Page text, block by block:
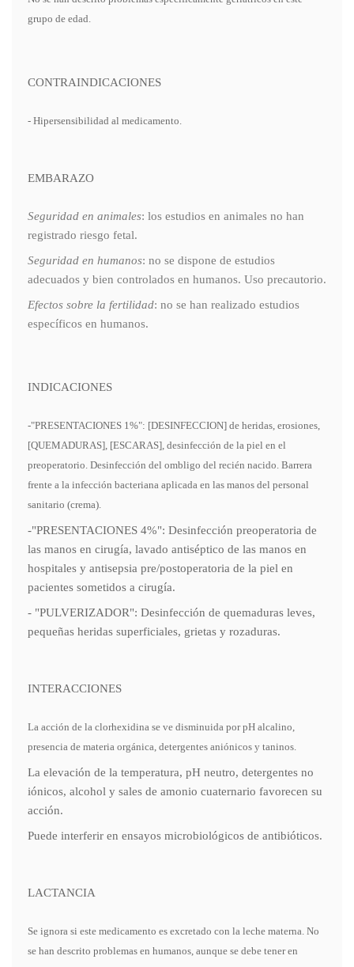
grupo de edad.
CONTRAINDICACIONES
- Hipersensibilidad al medicamento.
EMBARAZO
Seguridad en animales: los estudios en animales no han
registrado riesgo fetal.
Seguridad en humanos: no se dispone de estudios
adecuados y bien controlados en humanos. Uso precautorio.
Efectos sobre la fertilidad: no se han realizado estudios
específicos en humanos.
INDICACIONES
-"PRESENTACIONES 1%": [DESINFECCION] de heridas, erosiones,
[QUEMADURAS], [ESCARAS], desinfección de la piel en el
preoperatorio. Desinfección del ombligo del recién nacido. Barrera
frente a la infección bacteriana aplicada en las manos del personal
sanitario (crema).
-"PRESENTACIONES 4%": Desinfección preoperatoria de
las manos en cirugía, lavado antiséptico de las manos en
hospitales y antisepsia pre/postoperatoria de la piel en
pacientes sometidos a cirugía.
- "PULVERIZADOR": Desinfección de quemaduras leves,
pequeñas heridas superficiales, grietas y rozaduras.
INTERACCIONES
La acción de la clorhexidina se ve disminuida por pH alcalino,
presencia de materia orgánica, detergentes aniónicos y taninos.
La elevación de la temperatura, pH neutro, detergentes no
iónicos, alcohol y sales de amonio cuaternario favorecen su
acción.
Puede interferir en ensayos microbiológicos de antibióticos.
LACTANCIA
Se ignora si este medicamento es excretado con la leche materna. No
se han descrito problemas en humanos, aunque se debe tener en